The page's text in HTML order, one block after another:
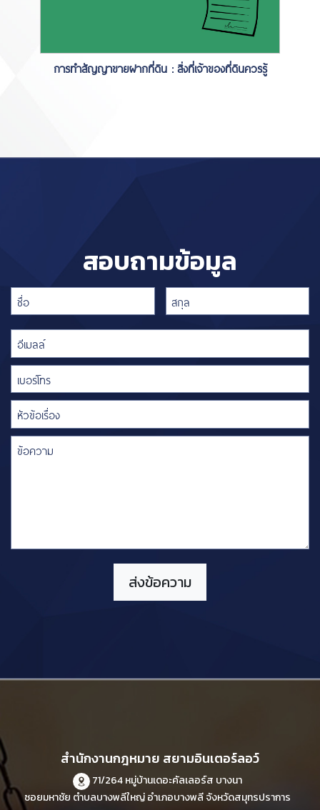
การทำสัญญาขายฝากที่ดิน : สิ่งที่เจ้าของที่ดินควรรู้
สอบถามข้อมูล
สำนักงานกฎหมาย สยามอินเตอร์ลอว์
71/264 หมู่บ้านเดอะคัลเลอร์ส บางนา
ซอยมหาชัย ตำบลบางพลีใหญ่ อำเภอบางพลี จังหวัดสมุทรปราการ